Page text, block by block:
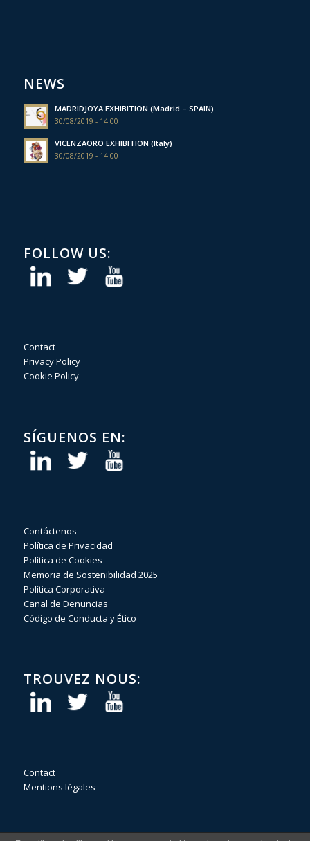
NEWS
MADRIDJOYA EXHIBITION (Madrid – SPAIN)
30/08/2019 - 14:00
VICENZAORO EXHIBITION (Italy)
30/08/2019 - 14:00
FOLLOW US:
Contact
Privacy Policy
Cookie Policy
SÍGUENOS EN:
Contáctenos
Política de Privacidad
Política de Cookies
Memoria de Sostenibilidad 2025
Política Corporativa
Canal de Denuncias
Código de Conducta y Ético
TROUVEZ NOUS:
Contact
Mentions légales